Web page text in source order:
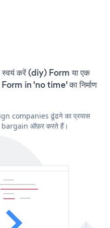
करें (diy) Form या एक
in 'no time' का निर्माण
companies ढूंढने का प्रयास
bargain ऑफ़र करते हैं।